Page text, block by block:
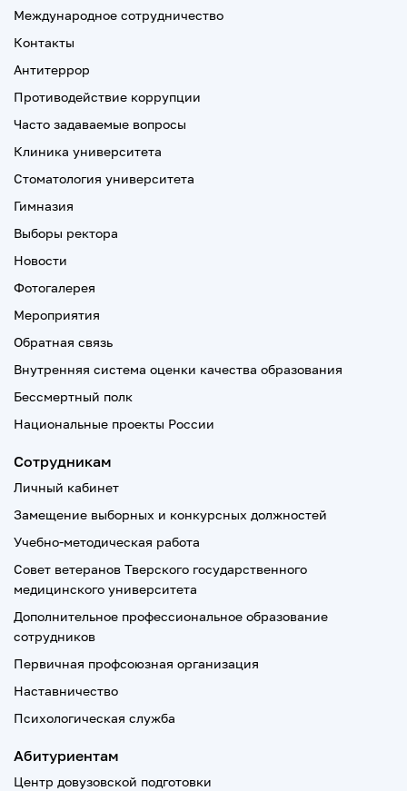
Международное сотрудничество
Контакты
Антитеррор
Противодействие коррупции
Часто задаваемые вопросы
Клиника университета
Стоматология университета
Гимназия
Выборы ректора
Новости
Фотогалерея
Мероприятия
Обратная связь
Внутренняя система оценки качества образования
Бессмертный полк
Национальные проекты России
Сотрудникам
Личный кабинет
Замещение выборных и конкурсных должностей
Учебно-методическая работа
Совет ветеранов Тверского государственного
медицинского университета
Дополнительное профессиональное образование
сотрудников
Первичная профсоюзная организация
Наставничество
Психологическая служба
Абитуриентам
Центр довузовской подготовки